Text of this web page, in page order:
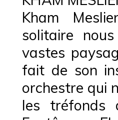
Kham
solitaire
vastes
fait de son
orchestre qui
les tréfonds